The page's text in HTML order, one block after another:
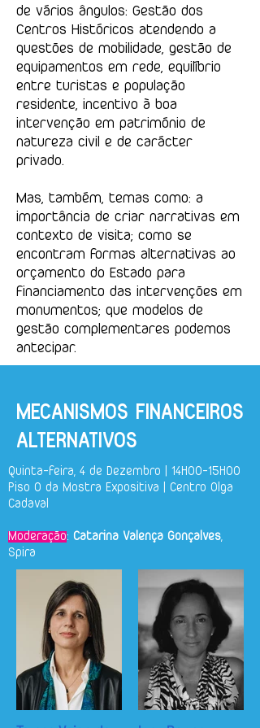
de vários ângulos: Gestão dos
Centros Históricos atendendo a
questões de mobilidade, gestão de
equipamentos em rede, equilíbrio
entre turistas e população
residente, incentivo à boa
intervenção em património de
natureza civil e de carácter
privado.
Mas, também, temas como: a
importância de criar narrativas em
contexto de visita; como se
encontram formas alternativas ao
orçamento do Estado para
financiamento das intervenções em
monumentos; que modelos de
gestão complementares podemos
antecipar.
MECANISMOS FINANCEIROS
ALTERNATIVOS
Quinta-feira, 4 de Dezembro | 14H00-15H00
Piso 0 da Mostra Expositiva | Centro Olga
Cadaval
Moderação: Catarina Valença Gonçalves,
Spira